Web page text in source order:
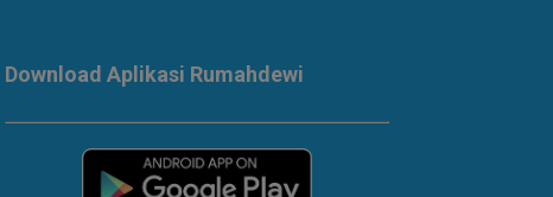
Download Aplikasi Rumahdewi